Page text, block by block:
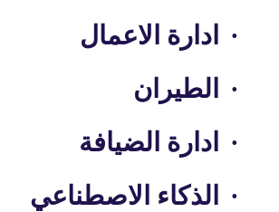
·
ادارة الاعمال
·
الطيران
·
ادارة الضيافة
·
الذكاء الاصطناعي